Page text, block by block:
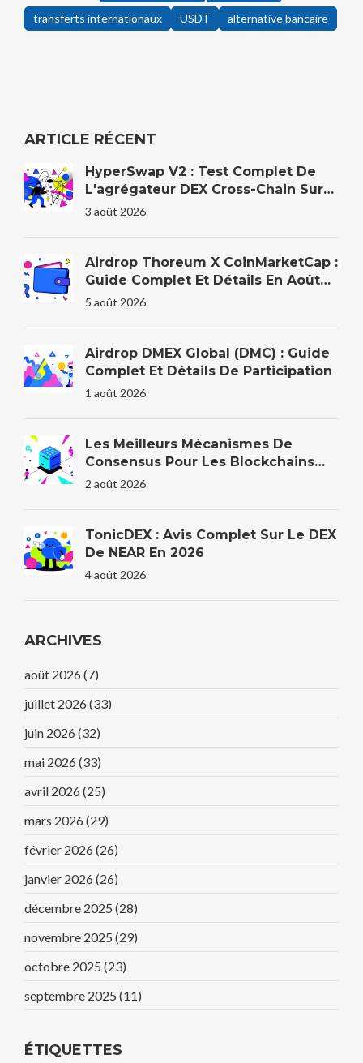
transferts internationaux USDT alternative bancaire
ARTICLE RÉCENT
HyperSwap V2 : Test Complet De
L'agrégateur DEX Cross-Chain Sur
HyperEVM
3 août 2026
Airdrop Thoreum X CoinMarketCap :
Guide Complet Et Détails En Août
2026
5 août 2026
Airdrop DMEX Global (DMC) : Guide
Complet Et Détails De Participation
1 août 2026
Les Meilleurs Mécanismes De
Consensus Pour Les Blockchains
D'entreprise En 2026
2 août 2026
TonicDEX : Avis Complet Sur Le DEX
De NEAR En 2026
4 août 2026
ARCHIVES
août 2026 (7)
juillet 2026 (33)
juin 2026 (32)
mai 2026 (33)
avril 2026 (25)
mars 2026 (29)
février 2026 (26)
janvier 2026 (26)
décembre 2025 (28)
novembre 2025 (29)
octobre 2025 (23)
septembre 2025 (11)
ÉTIQUETTES